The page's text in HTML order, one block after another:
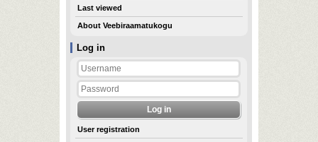
Log in
User registration
Last viewed
About Veebiraamatukogu